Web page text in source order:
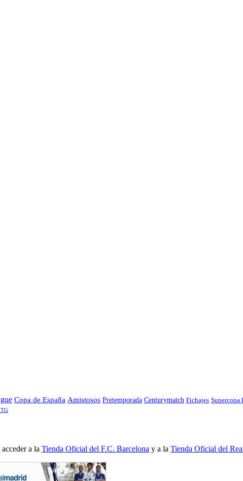
Copa de España Amistosos Pretemporada Centurymatch Fichajes Supercopa
a la Tienda Oficial del F.C. Barcelona y a la Tienda Oficial del